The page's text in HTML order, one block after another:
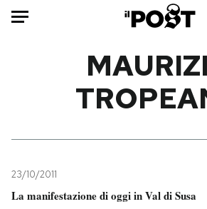
Mondo
Tecnologia
Internet
Libri
Ok
23/10/2011
La manifestazione di oggi in Val di Susa